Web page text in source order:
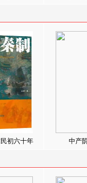
初六十年 中产